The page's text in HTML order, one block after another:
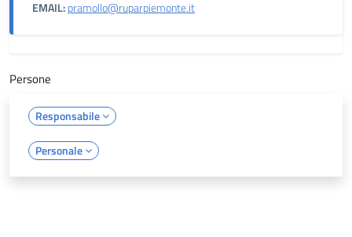
EMAIL:pramollo@ruparpiemonte.it
Persone
Responsabile
Personale